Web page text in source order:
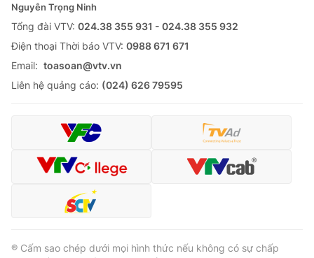
Nguyễn Trọng Ninh
Tổng đài VTV: 024.38 355 931 - 024.38 355 932
Ðiện thoại Thời báo VTV: 0988 671 671
Email: toasoan@vtv.vn
Liên hệ quảng cáo: (024) 626 79595
® Cấm sao chép dưới mọi hình thức nếu không có sự chấp